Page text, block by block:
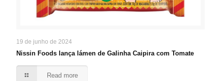
19 de junho de 2024
Nissin Foods lança lámen de Galinha Caipira com Tomate
Read more